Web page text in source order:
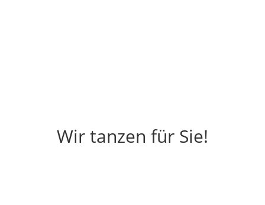
Wir tanzen für Sie!